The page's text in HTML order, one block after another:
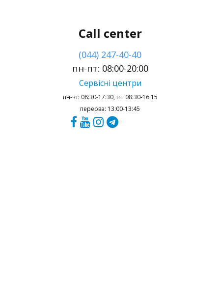
Call center
(044) 247-40-40
пн-пт: 08:00-20:00
Сервісні центри
пн-чт: 08:30-17:30, пт: 08:30-16:15
перерва: 13:00-13:45